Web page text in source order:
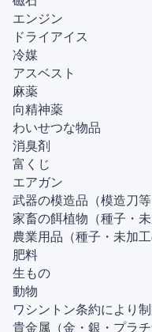
エンジン
ドライアイス
冷媒
アスベスト
麻薬
向精神薬
わいせつな物品
消臭剤
富くじ
エアガン
武器の模造品（模造刀等
家畜の餌植物（種子・
農業用品（種子・未加工
肥料
生もの
動物
ワシントン条約により
貴金属（金・銀・プラチ